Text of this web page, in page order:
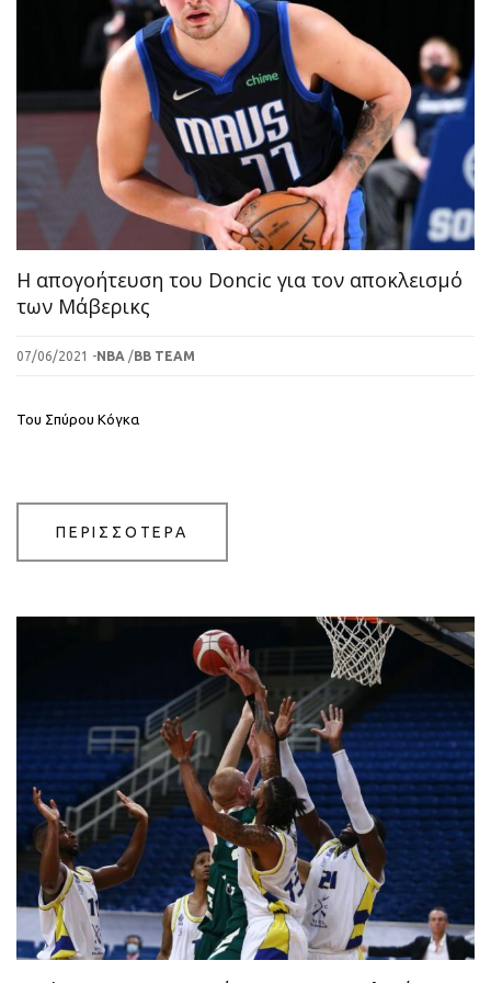
Η απογοήτευση του Doncic για τον αποκλεισμό
των Μάβερικς
07/06/2021 -NBA /BB TEAM
Του Σπύρου Κόγκα
ΠΕΡΙΣΣΟΤΕΡΑ